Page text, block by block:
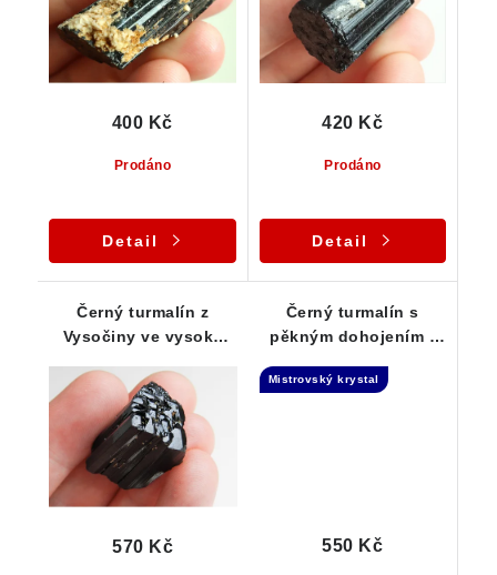
Prodáno
400 Kč
Detail
Prodáno
420 Kč
Detail
Černý turmalín z
Vysočiny ve vysoké
570 Kč
Černý turmalín s
pěkným dohojením -
Mistrovský krystal
550 Kč